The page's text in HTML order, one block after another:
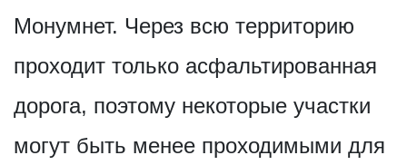
Монумнет. Через всю территорию
проходит только асфальтированная
дорога, поэтому некоторые участки
могут быть менее проходимыми для